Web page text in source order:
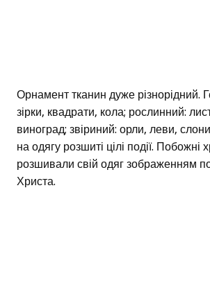
Орнамент тканин дуже різнорідний.
зірки, квадрати, кола; рослинний:
виноград; звіриний: орли, леви,
на одягу розшиті цілі події. Побожні
розшивали свій одяг зображенням
Христа.